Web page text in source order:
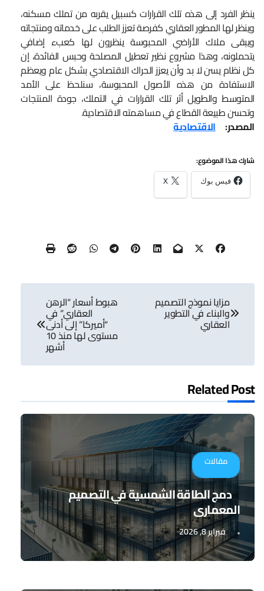
ينظر الفرد إلى هذه تلك القرارات كسبيل يقربه من تملك مسكنه،
وينظر لها المطور العقاري كفرصة تعزز الطلب على خدماته ومنتجاته
ويبقى ملاك الأراضي المحبوسة ينظرون لها كعبء إضافي
يتحملونه، وهذا مشروع نظير تعطيل المصلحة وحبس الفائدة، إن
كل نظام يسن لا بد وأن يعزز الحراك الاقتصادي بشكل عام ويعظم
الاستفادة من هذه الأصول المحبوسة، سنلحظ على الأمد
المتوسط والطويل أثر تلك القرارات في التملك، جودة المنتجات
وتحسن طبيعة القطاع في مساهمته الاقتصادية.
المصدر: الاقتصادية
شارك هذا الموضوع:
فيس بوك X
تصفّح
المقالات
مزايا نموذج التصميم
والبناء في التطوير
العقاري
هبوط أسعار “الرهن
العقاري” في
“أميركا” إلى أدنى
مستوى لها منذ 10
أشهر
Related Post
مقالات
دمج الطاقة الشمسية في التصميم
المعماري
فبراير 8, 2026